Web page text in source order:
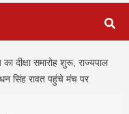
दीक्षा समारोह शुरू, राज्यपाल
धन सिंह रावत पहुंचे मंच पर